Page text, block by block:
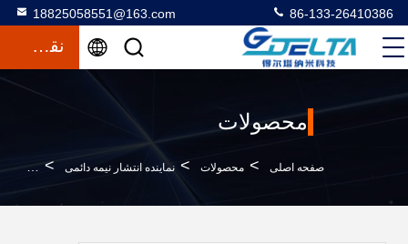
18825058551@163.com 86-133-26410386
نقل قول
محصولات
صفحه اصلی > محصولات > نماینده انتشار نیمه دائمی > عامل